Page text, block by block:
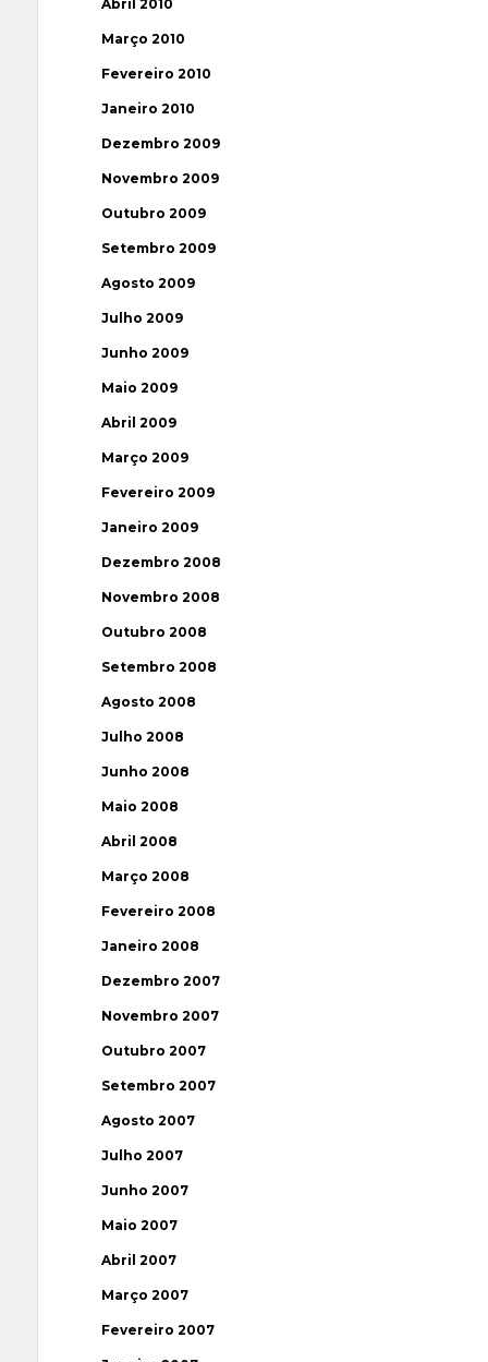
Abril 2010
Março 2010
Fevereiro 2010
Janeiro 2010
Dezembro 2009
Novembro 2009
Outubro 2009
Setembro 2009
Agosto 2009
Julho 2009
Junho 2009
Maio 2009
Abril 2009
Março 2009
Fevereiro 2009
Janeiro 2009
Dezembro 2008
Novembro 2008
Outubro 2008
Setembro 2008
Agosto 2008
Julho 2008
Junho 2008
Maio 2008
Abril 2008
Março 2008
Fevereiro 2008
Janeiro 2008
Dezembro 2007
Novembro 2007
Outubro 2007
Setembro 2007
Agosto 2007
Julho 2007
Junho 2007
Maio 2007
Abril 2007
Março 2007
Fevereiro 2007